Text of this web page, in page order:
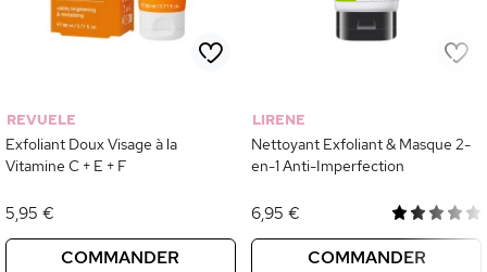
REVUELE
Exfoliant Doux Visage à la
Vitamine C + E + F
5,95 €
COMMANDER
LIRENE
Nettoyant Exfoliant & Masque 2-
en-1 Anti-Imperfection
6,95 €
COMMANDER